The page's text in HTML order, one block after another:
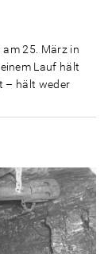
25. März in
Lauf hält
– hält weder